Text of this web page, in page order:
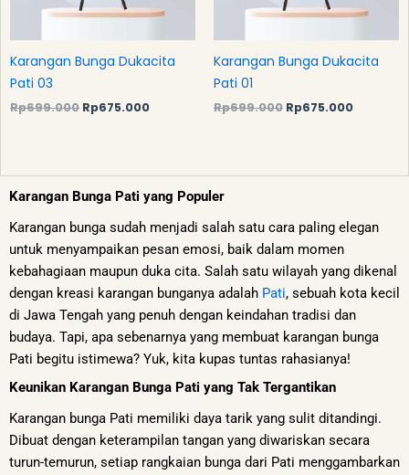
Karangan Bunga Dukacita
Pati 03
Rp699.000 Rp675.000
Karangan Bunga Dukacita
Pati 01
Rp699.000 Rp675.000
Karangan Bunga Pati yang Populer
Karangan bunga sudah menjadi salah satu cara paling elegan
untuk menyampaikan pesan emosi, baik dalam momen
kebahagiaan maupun duka cita. Salah satu wilayah yang dikenal
dengan kreasi karangan bunganya adalah Pati, sebuah kota kecil
di Jawa Tengah yang penuh dengan keindahan tradisi dan
budaya. Tapi, apa sebenarnya yang membuat karangan bunga
Pati begitu istimewa? Yuk, kita kupas tuntas rahasianya!
Keunikan Karangan Bunga Pati yang Tak Tergantikan
Karangan bunga Pati memiliki daya tarik yang sulit ditandingi.
Dibuat dengan keterampilan tangan yang diwariskan secara
turun-temurun, setiap rangkaian bunga dari Pati menggambarkan